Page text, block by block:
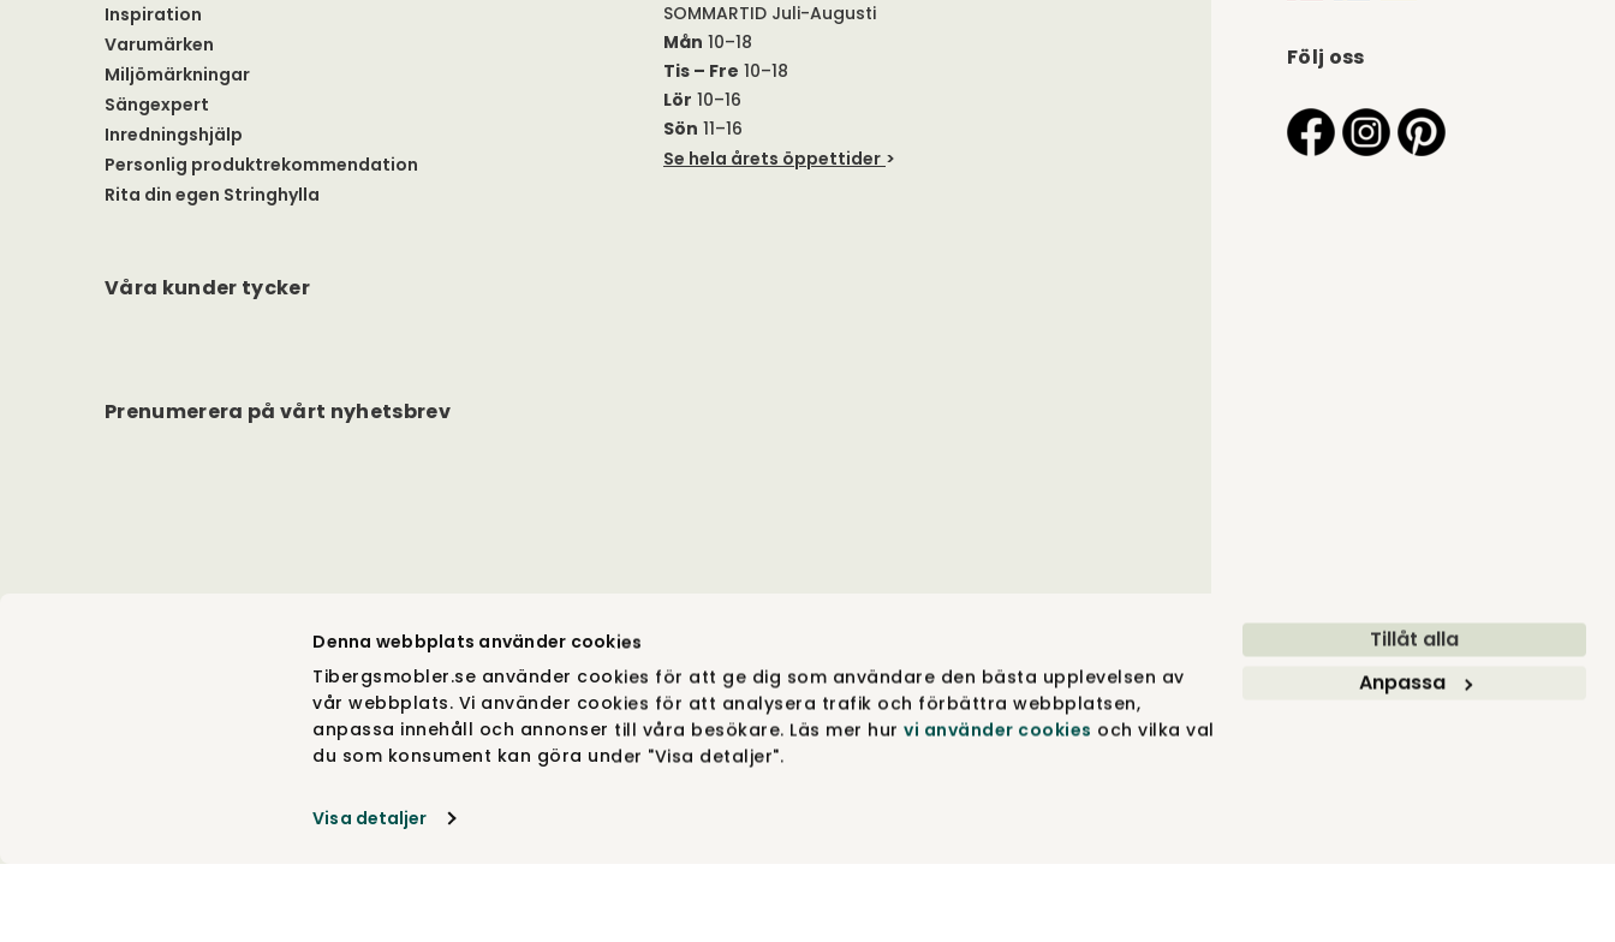
Denna webbplats använder cookies
Tibergsmobler.se använder cookies för att ge dig som användare den bästa upplevelsen av
vår webbplats. Vi använder cookies för att analysera trafik och förbättra webbplatsen,
anpassa innehåll och annonser till våra besökare. Läs mer hurvi använder cookies och vilka val
du som konsument kan göra under "Visa detaljer".
Visa detaljer
Tillåt alla
Anpassa
Inspiration
Varumärken
Miljömärkningar
Sängexpert
Inredningshjälp
Personlig produktrekommendation
Rita din egen Stringhylla
SOMMARTID Juli-Augusti
Mån 10–18
Tis – Fre 10–18
Lör 10–16
Sön 11–16
Se hela årets öppettider >
Våra kunder tycker
Prenumerera på vårt nyhetsbrev
Följ oss